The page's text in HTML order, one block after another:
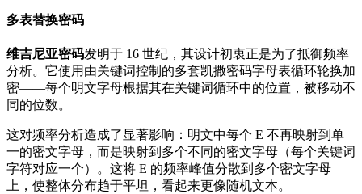
多表替换密码
维吉尼亚密码发明于 16 世纪，其设计初衷正是为了抵御频率
分析。它使用由关键词控制的多套凯撒密码字母表循环轮换加
密——每个明文字母根据其在关键词循环中的位置，被移动不
同的位数。
这对频率分析造成了显著影响：明文中每个 E 不再映射到单
一的密文字母，而是映射到多个不同的密文字母（每个关键词
字符对应一个）。这将 E 的频率峰值分散到多个密文字母
上，使整体分布趋于平坦，看起来更像随机文本。